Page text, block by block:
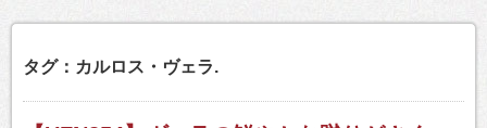
タグ：カルロス・ヴェラ.